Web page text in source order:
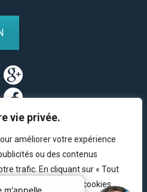
vie privée.
améliorer votre expérience
ou des contenus
trafic. En cliquant sur « Tout
notre utilisation des cookies.
Contact